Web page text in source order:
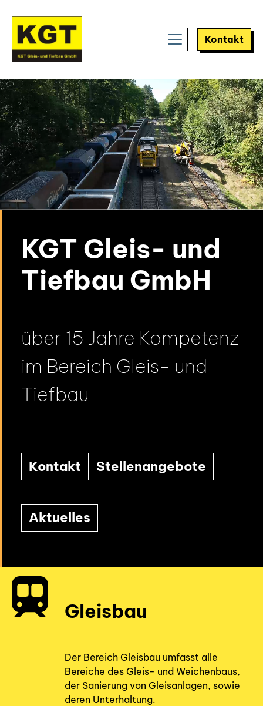
content
Kontakt
KGT Gleis- und
Tiefbau GmbH
über 15 Jahre Kompetenz
im Bereich Gleis- und
Tiefbau
Kontakt Stellenangebote
Aktuelles
Gleisbau
Der Bereich Gleisbau umfasst alle
Bereiche des Gleis- und Weichenbaus,
der Sanierung von Gleisanlagen, sowie
deren Unterhaltung.